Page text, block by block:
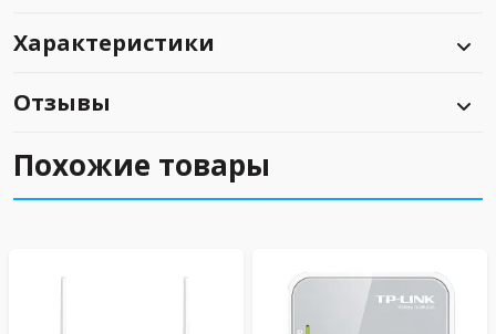
Характеристики
Отзывы
Похожие товары